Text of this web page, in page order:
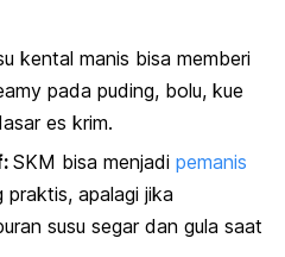
kental manis bisa memberi
pada puding, bolu, kue
es krim.
SKM bisa menjadi pemanis
praktis, apalagi jika
susu segar dan gula saat